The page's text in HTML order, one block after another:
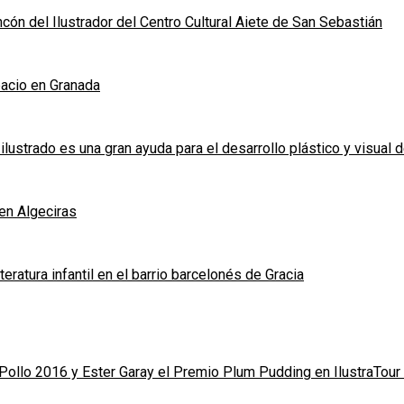
del Ilustrador del Centro Cultural Aiete de San Sebastián
en Granada
es una gran ayuda para el desarrollo plástico y visual
Algeciras
infantil en el barrio barcelonés de Gracia
2016 y Ester Garay el Premio Plum Pudding en